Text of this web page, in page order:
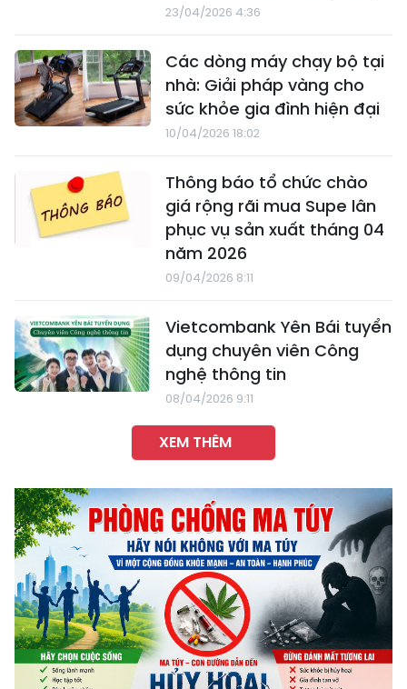
23/04/2026 4:36
Các dòng máy chạy bộ tại
nhà: Giải pháp vàng cho
sức khỏe gia đình hiện đại
10/04/2026 18:02
Thông báo tổ chức chào
giá rộng rãi mua Supe lân
phục vụ sản xuất tháng 04
năm 2026
09/04/2026 8:11
Vietcombank Yên Bái tuyển
dụng chuyên viên Công
nghệ thông tin
08/04/2026 9:11
XEM THÊM